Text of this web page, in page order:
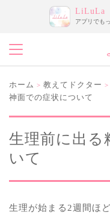
LiLuLa
アプリでも
ホーム > 教えてドクター >
神面での症状について
生理前に出る
いて
生理が始まる2週間ほ